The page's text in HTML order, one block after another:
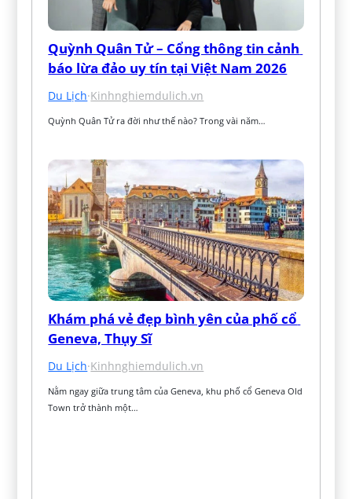
Quỳnh Quân Tử – Cổng thông tin cảnh
báo lừa đảo uy tín tại Việt Nam 2026
Du Lịch·Kinhnghiemdulich.vn
Quỳnh Quân Tử ra đời như thế nào? Trong vài năm…
Khám phá vẻ đẹp bình yên của phố cổ
Geneva, Thụy Sĩ
Du Lịch·Kinhnghiemdulich.vn
Nằm ngay giữa trung tâm của Geneva, khu phố cổ Geneva Old
Town trở thành một…